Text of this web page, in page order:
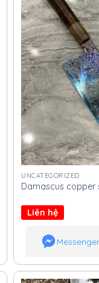
UNCATEGORIZED
Damascus copper
Liên hệ
Messenger